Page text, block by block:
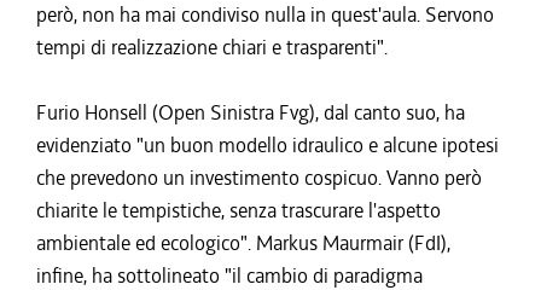
però, non ha mai condiviso nulla in quest'aula. Servono
tempi di realizzazione chiari e trasparenti".
Furio Honsell (Open Sinistra Fvg), dal canto suo, ha
evidenziato "un buon modello idraulico e alcune ipotesi
che prevedono un investimento cospicuo. Vanno però
chiarite le tempistiche, senza trascurare l'aspetto
ambientale ed ecologico". Markus Maurmair (FdI),
infine, ha sottolineato "il cambio di paradigma